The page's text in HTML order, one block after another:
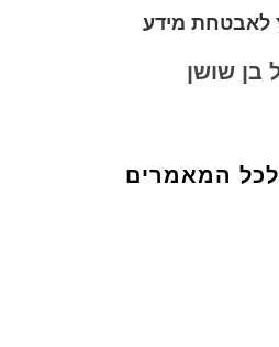
לאבטחת מידע
בן שושן
המאמרים